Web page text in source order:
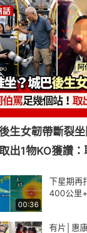
生女韌帶斷裂
出1物KO獲讚：
00:36
下星期再
400公里
有片│惠